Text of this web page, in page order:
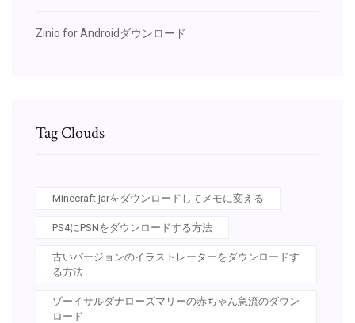
Zinio for Androidダウンロード
Tag Clouds
Minecraft jarをダウンロードしてメモに変える
PS4にPSNをダウンロードする方法
古いバージョンのイラストレーターをダウンロードす
る方法
ゾーイサルダナローズマリーの赤ちゃん急流のダウン
ロード